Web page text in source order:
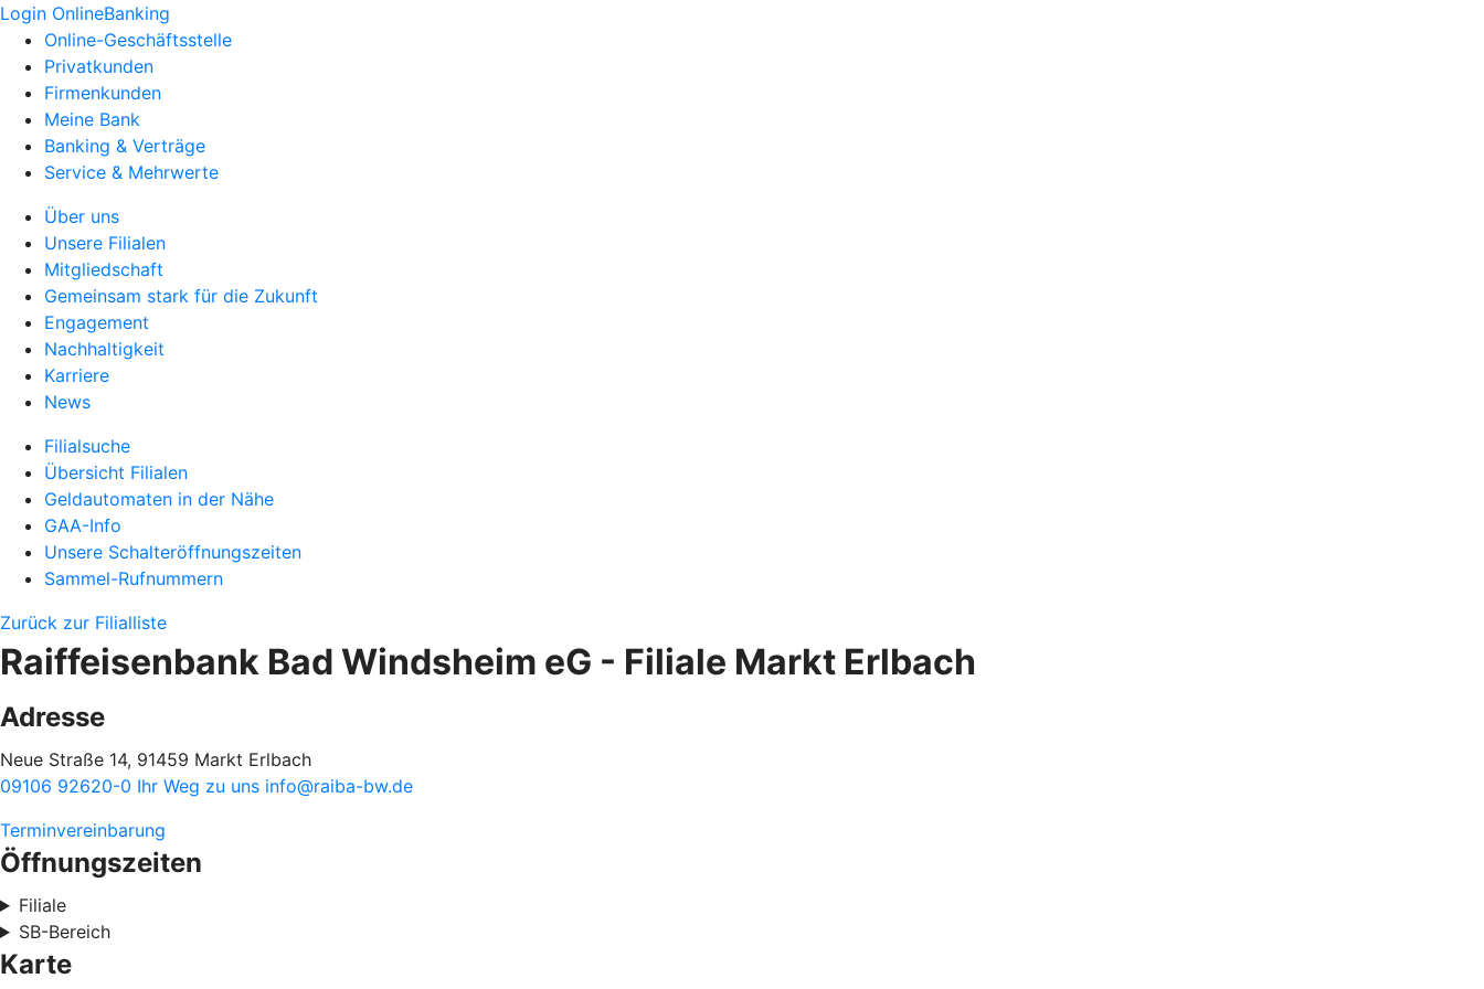
Login OnlineBanking
Online-Geschäftsstelle
Privatkunden
Firmenkunden
Meine Bank
Banking & Verträge
Service & Mehrwerte
Über uns
Unsere Filialen
Mitgliedschaft
Gemeinsam stark für die Zukunft
Engagement
Nachhaltigkeit
Karriere
News
Filialsuche
Übersicht Filialen
Geldautomaten in der Nähe
GAA-Info
Unsere Schalteröffnungszeiten
Sammel-Rufnummern
Zurück zur Filialliste
Raiffeisenbank Bad Windsheim eG - Filiale Markt Erlbach
Adresse
Neue Straße 14, 91459 Markt Erlbach
09106 92620-0 Ihr Weg zu uns info@raiba-bw.de
Terminvereinbarung
Öffnungszeiten
Filiale
SB-Bereich
Karte